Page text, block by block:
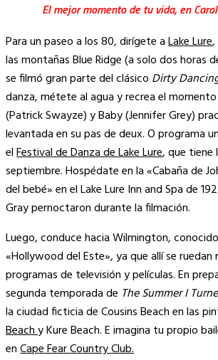
El mejor momento de tu vida, en
Para un paseo a los 80, dirígete aLake Lure,
las montañas Blue Ridge (a solo dos horas
se filmó gran parte del clásico Dirty
danza, métete al agua y recrea el
(Patrick Swayze) y Baby (Jennifer Grey)
levantada en su pas de deux. O programa
elFestival de Danza de Lake Lure, que tiene
septiembre. Hospédate en la «Cabaña de
del bebé» en el Lake Lure Inn and Spa de
Gray pernoctaron durante la filmación.
Luego, conduce hacia Wilmington,
«Hollywood del Este», ya que allí se ruedan
programas de televisión y películas. En
segunda temporada de The Summer I
la ciudad ficticia de Cousins Beach en las
Beachy Kure Beach. E imagina tu propio
enCape Fear Country Club.